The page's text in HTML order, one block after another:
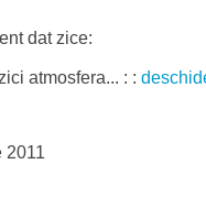
dat zice:
atmosfera... : :
2011